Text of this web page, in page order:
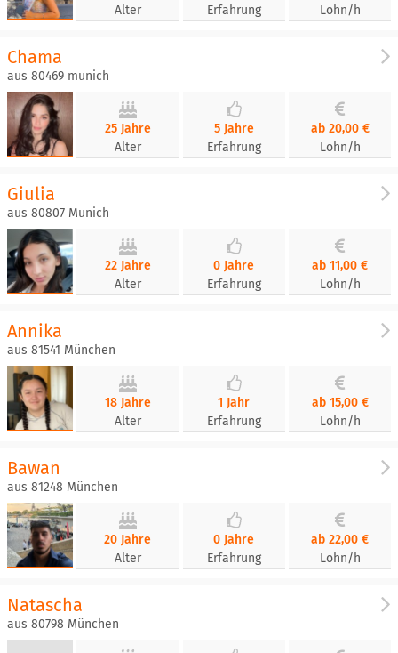
Alter
Erfahrung
Lohn/h
Chama
aus 80469 munich
25 Jahre
Alter
5 Jahre
Erfahrung
ab 20,00 €
Lohn/h
Giulia
aus 80807 Munich
22 Jahre
Alter
0 Jahre
Erfahrung
ab 11,00 €
Lohn/h
Annika
aus 81541 München
18 Jahre
Alter
1 Jahr
Erfahrung
ab 15,00 €
Lohn/h
Bawan
aus 81248 München
20 Jahre
Alter
0 Jahre
Erfahrung
ab 22,00 €
Lohn/h
Natascha
aus 80798 München